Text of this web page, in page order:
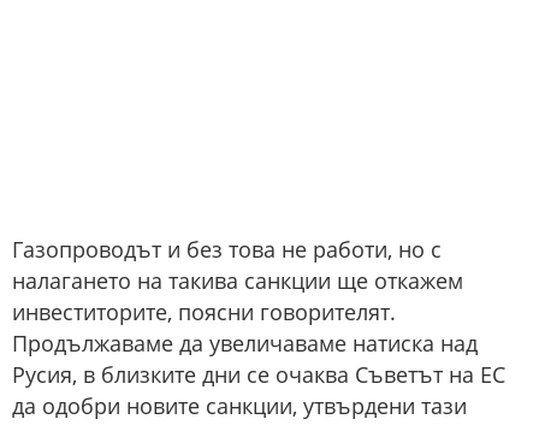
Газопроводът и без това не работи, но с
налагането на такива санкции ще откажем
инвеститорите, поясни говорителят.
Продължаваме да увеличаваме натиска над
Русия, в близките дни се очаква Съветът на ЕС
да одобри новите санкции, утвърдени тази